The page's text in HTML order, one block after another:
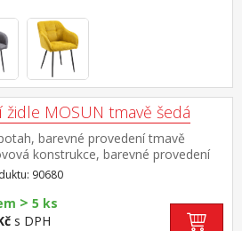
židle MOSUN tmavě šedá
barevné provedení tmavě
konstrukce, barevné provedení
sedu 48 cm doporučená nosnost
90680
> 5 ks
s DPH